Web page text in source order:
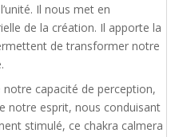
Il nous met en
de la création. Il apporte la
de transformer notre
capacité de perception,
notre esprit, nous conduisant
stimulé, ce chakra calmera